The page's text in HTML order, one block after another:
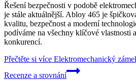
Řešení bezpečnosti v podobě
je stále aktuálnější. Abloy 465 je
kvalitu, bezpečnost a moderní
podíváme na všechny klíčové vlastnosti
konkurencí.
Přečtěte si více Elektromechanický
Recenze a srovnání